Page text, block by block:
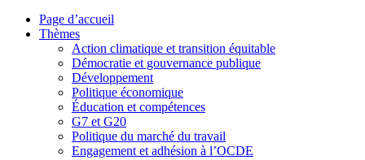
Page d’accueil
Thèmes
Action climatique et transition équitable
Démocratie et gouvernance publique
Développement
Politique économique
Éducation et compétences
G7 et G20
Politique du marché du travail
Engagement et adhésion à l’OCDE